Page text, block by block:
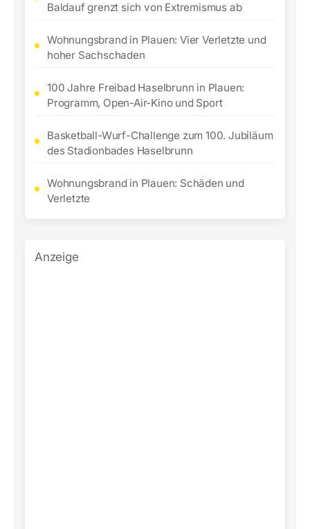
Baldauf grenzt sich von Extremismus ab
Wohnungsbrand in Plauen: Vier Verletzte und
hoher Sachschaden
100 Jahre Freibad Haselbrunn in Plauen:
Programm, Open-Air-Kino und Sport
Basketball-Wurf-Challenge zum 100. Jubiläum
des Stadionbades Haselbrunn
Wohnungsbrand in Plauen: Schäden und
Verletzte
Anzeige